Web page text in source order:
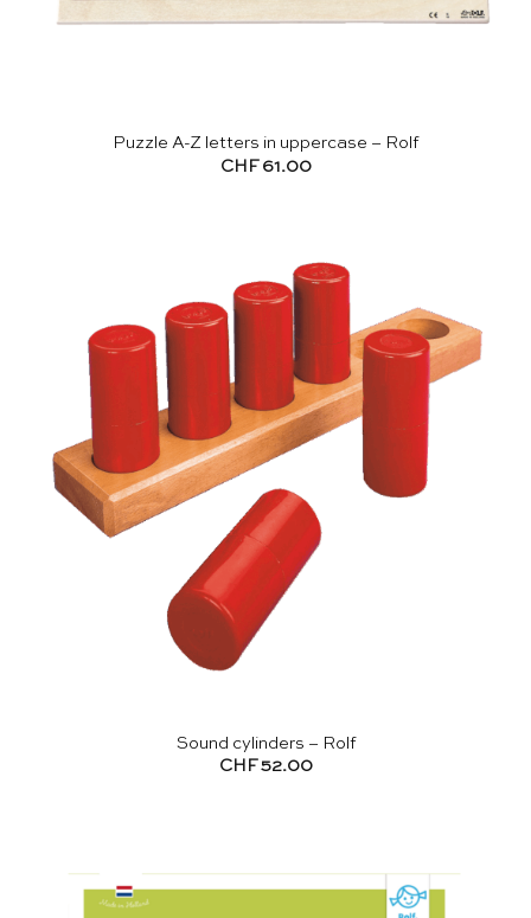
Puzzle A-Z letters in uppercase – Rolf
CHF61.00
Sound cylinders – Rolf
CHF 52.00